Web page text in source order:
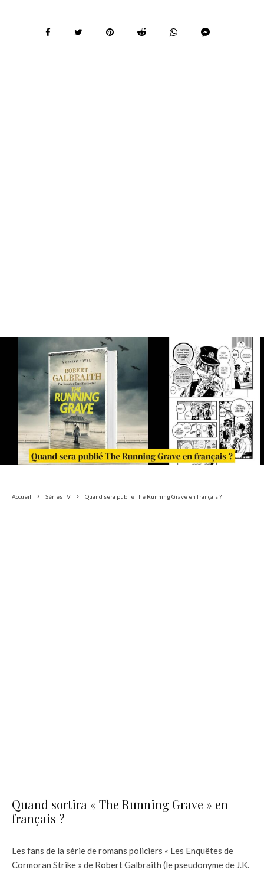
Accueil Séries TV Quand sera publié The Running Grave en français ?
Quand sortira « The Running Grave » en
français ?
Les fans de la série de romans policiers « Les Enquêtes de
Cormoran Strike » de Robert Galbraith (le pseudonyme de J.K.